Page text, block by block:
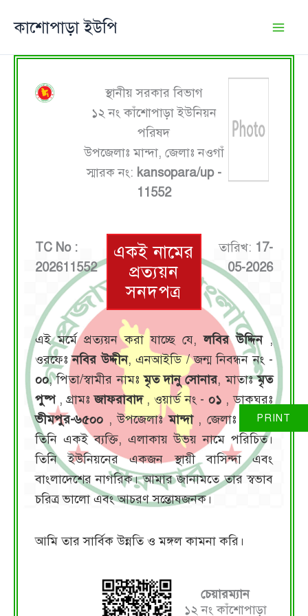
কাশোপাড়া ইউপি
স্থানীয় সরকার বিভাগ
১২ নং কাঁশোপাড়া ইউনিয়ন
পরিষদ
উপজেলাঃ মান্দা, জেলাঃ নওগাঁ
স্মারক নং: kansopara/up -
11552
TC No :
202611552
একই নামের
প্রত্যয়ন
সনদপত্র
তারিখ: 17-
05-2026
এই মর্মে প্রত্যয়ন করা যাচ্ছে যে,লবির উদ্দিন,
ওরফেঃনবির উদ্দীন, এনআইডি / জন্ম নিবন্ধন নং -
০০, পিতা/স্বামীর নামঃমৃত দানু সোনার, মাতাঃমৃত
পুষ্প , গ্রামঃজাফরাবাদ , ওয়ার্ড নং - ০১ , ডাকঘরঃ
ভীমপুর-৬৫০০ , উপজেলাঃমান্দা , জেলাঃ নওগাঁ।
তিনি একই ব্যক্তি, এলাকায় উভয় নামে পরিচিত।
তিনি ইউনিয়নের একজন স্থায়ী বাসিন্দা এবং
বাংলাদেশের নাগরিক। আমার জানামতে তার স্বভাব
চরিত্র ভালো এবং আচরণ সন্তোষজনক।
আমি তার সার্বিক উন্নতি ও মঙ্গল কামনা করি।
চেয়ারম্যান
১২ নং কাঁশোপাড়া